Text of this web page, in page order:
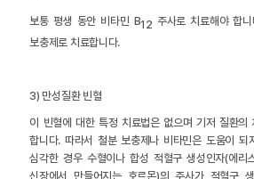
보통 평생 동안 비타민 B12 주사로 치료해야 합
보충제로 치료합니다.
3) 만성질환 빈혈
이 빈혈에 대한 특정 치료법은 없으며 기저 질환의
합니다. 따라서 철분 보충제나 비타민은 도움이 되
심각한 경우 수혈이나 합성 적혈구 생성인자(에리
신장에서 만들어지는 호르몬)의 주사가 적혈구